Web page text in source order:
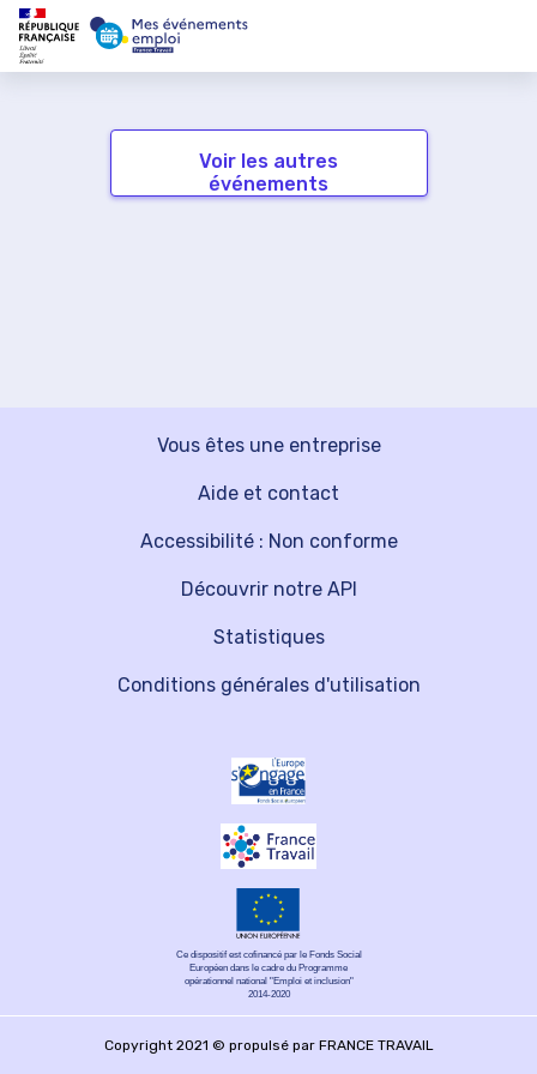
Voir les autres
événements
Vous êtes une entreprise
Découvrir notre API
Aide et contact
Statistiques
Accessibilité : Non conforme
Conditions générales d'utilisation
Ce dispositif est cofinancé par le Fonds Social
Européen dans le cadre du Programme
opérationnel national "Emploi et inclusion"
2014-2020
Copyright 2021 © propulsé par FRANCE TRAVAIL